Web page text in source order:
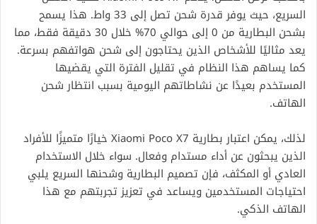
السريع، حيث يوفر قدرة شحن تصل إلى 33 واط. هذا يسمح
بشحن البطارية من 0 إلى حوالي 70% خلال 30 دقيقة فقط، مما
يعد مثاليًا للأشخاص الذين يحتاجون إلى شحن هواتفهم بسرعة.
كما يساهم هذا النظام في تقليل الفترة التي يقضيها
المستخدم بعيدًا عن نشاطاتهم اليومية بسبب انتظار شحن
الهاتف.
لذلك، يمكن اعتبار بطارية Xiaomi Poco X7 خيارًا متميزًا للأفراد
الذين يبحثون عن أداء مستدام وفعال. سواء خلال الاستخدام
العادي أو المكثف، فإن تصميم البطارية وشحنها السريع يلبي
احتياجات المستخدمين ويساعد في تعزيز تجربتهم مع هذا
الهاتف الذكي.